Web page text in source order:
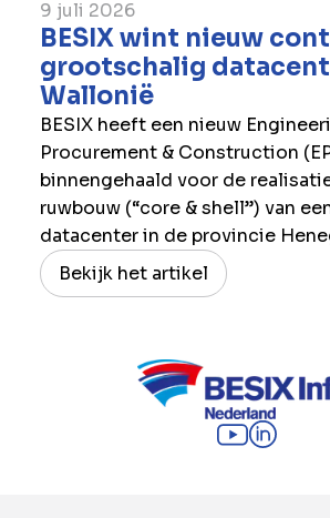
9 juli 2026
BESIX wint nieuw
grootschalig
Wallonië
BESIX heeft een nieuw
Procurement & Construction
binnengehaald voor de
ruwbouw (“core & shell”) van
datacenter in de provincie
Bekijk het artikel